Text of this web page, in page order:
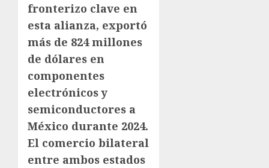
fronterizo clave en
esta alianza, exportó
más de 824 millones
de dólares en
componentes
electrónicos y
semiconductores a
México durante 2024.
El comercio bilateral
entre ambos estados